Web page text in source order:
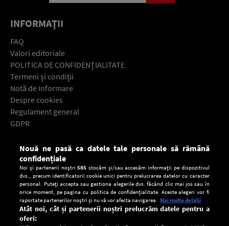
INFORMAŢII
FAQ
Valori editoriale
POLITICA DE CONFIDENŢIALITATE
Termeni şi condiţii
Notă de Informare
Despre cookies
Regulament general
GDPR
Descarcă gratuit aplicaţia Europa FM pentru smartphone:
Nouă ne pasă ca datele tale personale să rămână
confidențiale
Noi și partenerii noștri585 stocăm și/sau accesăm informații pe dispozitivul
dvs., precum identificatorii cookie unici pentru prelucrarea datelor cu caracter
personal. Puteți accepta sau gestiona alegerile dvs. făcând clic mai jos sau în
orice moment, pe pagina cu politica de confidențialitate. Aceste alegeri vor fi
raportate partenerilor noștri și nu vă vor afecta navigarea. Mai multe detalii
Atât noi, cât și partenerii noștri prelucrăm datele pentru a
oferi: